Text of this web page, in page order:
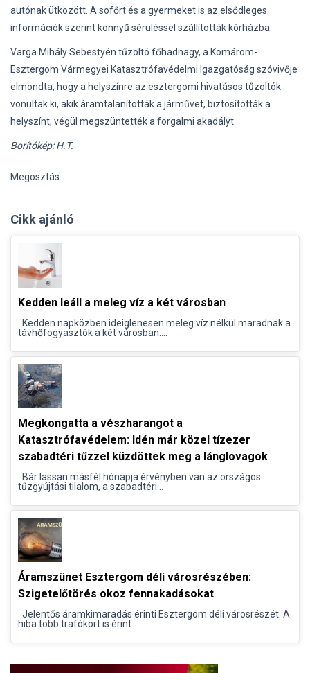
autónak ütközött. A sofőrt és a gyermeket is az elsődleges
információk szerint könnyű sérüléssel szállították kórházba.
Varga Mihály Sebestyén tűzoltó főhadnagy, a Komárom-
Esztergom Vármegyei Katasztrófavédelmi Igazgatóság szóvivője
elmondta, hogy a helyszínre az esztergomi hivatásos tűzoltók
vonultak ki, akik áramtalanították a járművet, biztosították a
helyszínt, végül megszüntették a forgalmi akadályt.
Borítókép: H.T.
Megosztás
Cikk ajánló
Kedden leáll a meleg víz a két városban
Kedden napközben ideiglenesen meleg víz nélkül maradnak a
távhőfogyasztók a két városban....
Megkongatta a vészharangot a
Katasztrófavédelem: Idén már közel tízezer
szabadtéri tűzzel küzdöttek meg a lánglovagok
Bár lassan másfél hónapja érvényben van az országos
tűzgyújtási tilalom, a szabadtéri...
Áramszünet Esztergom déli városrészében:
Szigetelőtörés okoz fennakadásokat
Jelentős áramkimaradás érinti Esztergom déli városrészét. A
hiba több trafókört is érint...